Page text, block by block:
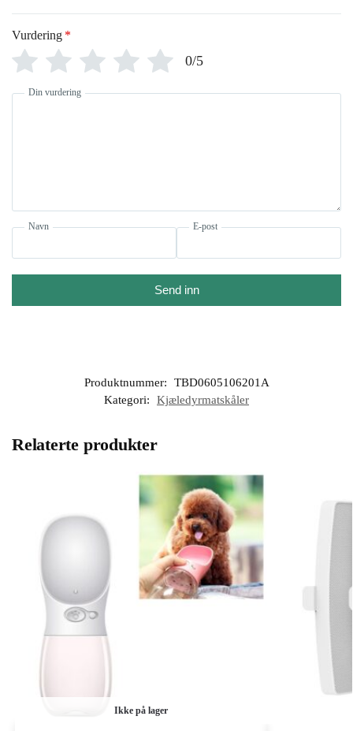
Vurdering *
0/5
Din vurdering
Navn E-post
Send inn
Produktnummer:
TBD0605106201A
Kategori:
Kjæledyrmatskåler
Relaterte produkter
Ikke på lager